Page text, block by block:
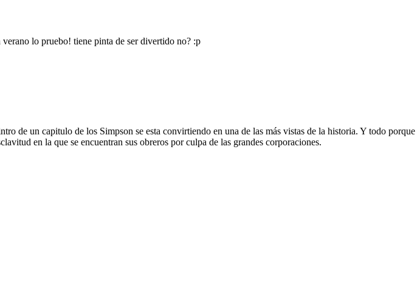
lo pruebo! tiene pinta de ser divertido no? :p
un capitulo de los Simpson se esta convirtiendo en una de las más vistas de la historia. Y todo porque
en la que se encuentran sus obreros por culpa de las grandes corporaciones.